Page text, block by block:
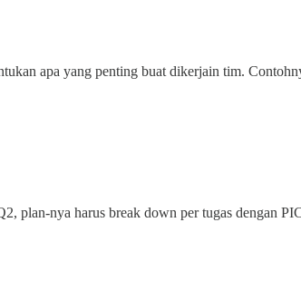
apa yang penting buat dikerjain tim.
plan-nya harus break down per tugas dengan